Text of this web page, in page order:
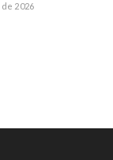
2026